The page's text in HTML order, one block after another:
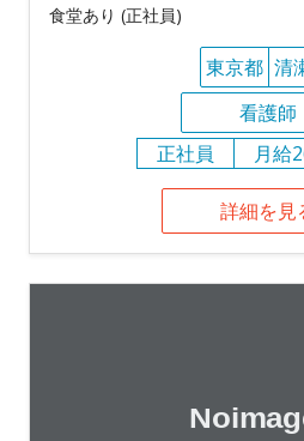
食堂あり (正社員)
東京都 清
看護師
正社員
月給
詳細を見